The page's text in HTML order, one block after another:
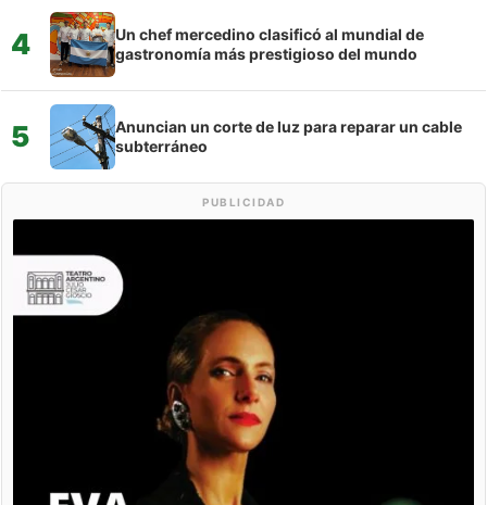
4
Un chef mercedino clasificó al mundial de
gastronomía más prestigioso del mundo
5
Anuncian un corte de luz para reparar un cable
subterráneo
PUBLICIDAD